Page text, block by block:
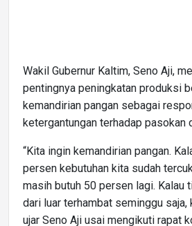
Wakil Gubernur Kaltim, Seno Aji,
pentingnya peningkatan produksi
kemandirian pangan sebagai
ketergantungan terhadap pasokan
“Kita ingin kemandirian pangan.
persen kebutuhan kita sudah
masih butuh 50 persen lagi. Kalau
dari luar terhambat seminggu saja,
ujar Seno Aji usai mengikuti rapat